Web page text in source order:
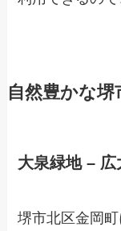
自然豊かな
大泉緑地 –
堺市北区金岡